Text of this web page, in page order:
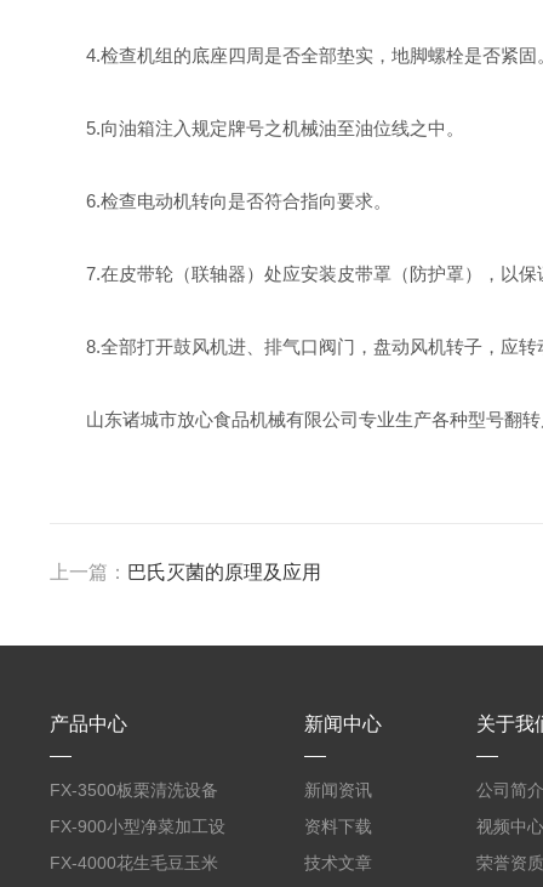
4.检查机组的底座四周是否全部垫实，地脚螺栓是否紧固
5.向油箱注入规定牌号之机械油至油位线之中。
6.检查电动机转向是否符合指向要求。
7.在皮带轮（联轴器）处应安装皮带罩（防护罩），以
8.全部打开鼓风机进、排气口阀门，盘动风机转子，应
山东诸城市放心食品机械有限公司专业生产各种型号翻
上一篇： 巴氏灭菌的原理及应用
产品中心
FX-3500板栗清洗设备
全自动气泡清洗机
FX-900小型净菜加工设
备野菜清洗机
FX-4000花生毛豆玉米
新闻中心
新闻资讯
资料下载
技术文章
关于我
公司简介
视频中心
荣誉资质